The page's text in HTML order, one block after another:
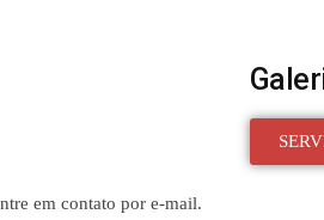
em contato por e-mail.